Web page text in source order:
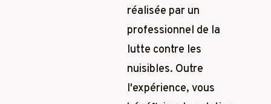
réalisée par un
professionnel de la
lutte contre les
nuisibles. Outre
l'expérience, vous